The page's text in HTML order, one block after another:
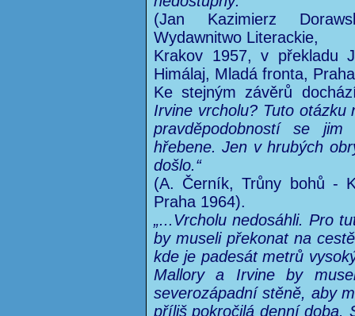
(Jan Kazimierz
Wydawnitwo Literackie,
Krakov 1957, v překladu
Himálaj, Mladá fronta,
Ke stejným závěrů
Irvine vrcholu? Tuto otázku
pravděpodobností se
hřebene. Jen v hrubých
došlo.“
(A. Černík, Trůny bohů -
Praha 1964).
„...Vrcholu nedosáhli. Pro
by museli překonat na
kde je padesát metrů
Mallory a Irvine by
severozápadní stěně, aby
příliš pokročilá denní doba.